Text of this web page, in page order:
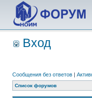
Вход
Сообщения без ответов |
Список форумов